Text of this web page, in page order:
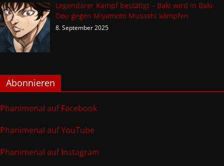
Legendärer Kampf bestätigt – Baki wird in Baki-
Dou gegen Miyamoto Musashi kämpfen
8. September 2025
Abonnieren
Phanimenal auf Facebook
Phanimenal auf YouTube
Phanimenal auf Instagram